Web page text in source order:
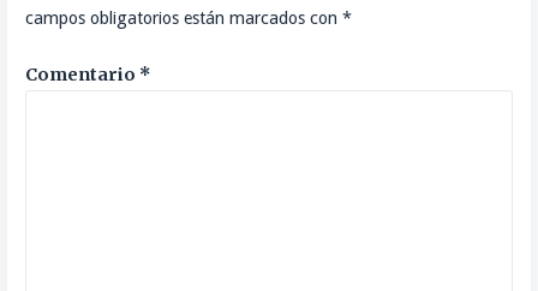
campos obligatorios están marcados con *
Comentario *